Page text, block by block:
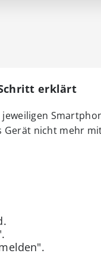
erklärt
nicht mehr